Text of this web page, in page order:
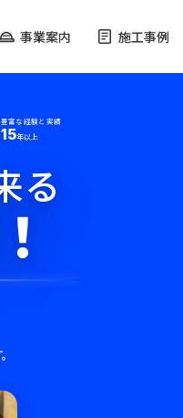
事業案内 施工事例
豊富な経験と実績
15年以上
る